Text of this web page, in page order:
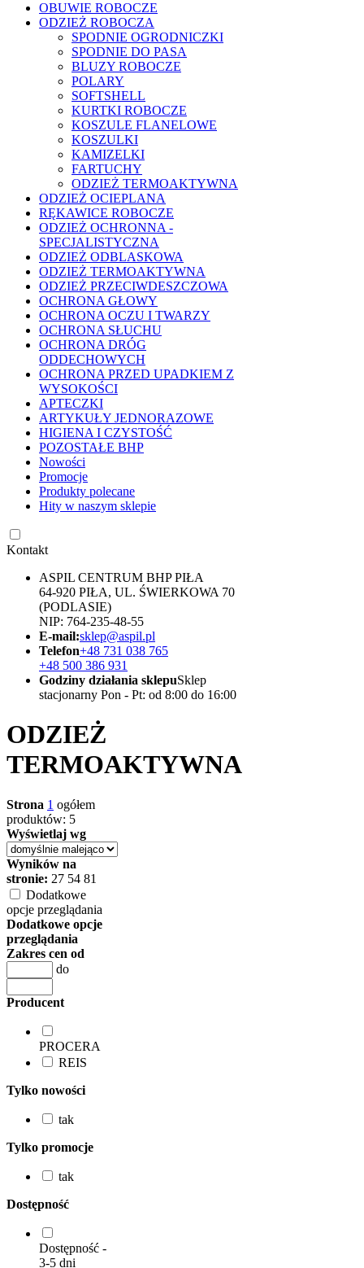
OBUWIE ROBOCZE
ODZIEŻ ROBOCZA
SPODNIE OGRODNICZKI
SPODNIE DO PASA
BLUZY ROBOCZE
POLARY
SOFTSHELL
KURTKI ROBOCZE
KOSZULE FLANELOWE
KOSZULKI
KAMIZELKI
FARTUCHY
ODZIEŻ TERMOAKTYWNA
ODZIEŻ OCIEPLANA
RĘKAWICE ROBOCZE
ODZIEŻ OCHRONNA -
SPECJALISTYCZNA
ODZIEŻ ODBLASKOWA
ODZIEŻ TERMOAKTYWNA
ODZIEŻ PRZECIWDESZCZOWA
OCHRONA GŁOWY
OCHRONA OCZU I TWARZY
OCHRONA SŁUCHU
OCHRONA DRÓG
ODDECHOWYCH
OCHRONA PRZED UPADKIEM Z
WYSOKOŚCI
APTECZKI
ARTYKUŁY JEDNORAZOWE
HIGIENA I CZYSTOŚĆ
POZOSTAŁE BHP
Nowości
Promocje
Produkty polecane
Hity w naszym sklepie
Kontakt
ASPIL CENTRUM BHP PIŁA
64-920 PIŁA, UL. ŚWIERKOWA 70
(PODLASIE)
NIP: 764-235-48-55
E-mail:sklep@aspil.pl
Telefon+48 731 038 765
+48 500 386 931
Godziny działania sklepuSklep
stacjonarny Pon - Pt: od 8:00 do 16:00
ODZIEŻ
TERMOAKTYWNA
Strona 1 ogółem
produktów: 5
Wyświetlaj wg
Wyników na
stronie: 27 54 81
Dodatkowe
opcje przeglądania
Dodatkowe opcje
przeglądania
Zakres cen od
do
Producent
PROCERA
REIS
Tylko nowości
tak
Tylko promocje
tak
Dostępność
Dostępność -
3-5 dni